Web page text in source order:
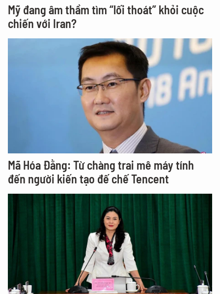
Mỹ đang âm thầm tìm “lối thoát” khỏi cuộc
chiến với Iran?
Mã Hóa Đằng: Từ chàng trai mê máy tính
đến người kiến tạo đế chế Tencent